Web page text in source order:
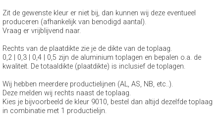
Zit de gewenste kleur er niet bij, dan kunnen wij deze eventueel
produceren (afhankelijk van benodigd aantal).
Vraag er vrijblijvend naar.
Rechts van de plaatdikte zie je de dikte van de toplaag.
0,2 | 0,3 | 0,4 | 0,5 zijn de aluminium toplagen en bepalen o.a. de
kwaliteit. De totaaldikte (plaatdikte) is inclusief de toplagen.
Wij hebben meerdere productielijnen (AL, AS, NB, etc..).
Deze melden wij rechts naast de toplaag.
Kies je bijvoorbeeld de kleur 9010, bestel dan altijd dezelfde toplaag
in combinatie met 1 productielijn.